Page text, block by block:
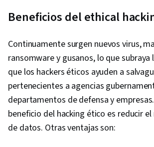
Communication, Data Ethics,
Management, Google
Engineering, Branding,
literacy, Generative AI,
Tools, Professional
Information Assurance,
Cyber Attacks, Linux
Systems, File Management,
Beneficios del ethical
Continuamente surgen nuevos virus,
ransomware y gusanos, lo que subraya
que los hackers éticos ayuden a
pertenecientes a agencias
departamentos de defensa y
beneficio del hacking ético es reducir
de datos. Otras ventajas son: